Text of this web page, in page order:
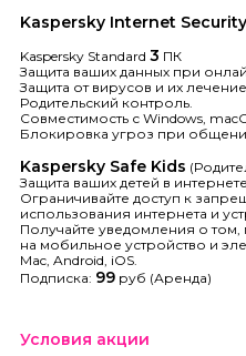
Kaspersky Internet Security
Kaspersky Standard 3 ПК
Защита ваших данных при
Защита от вирусов и их лечение.
Родительский контроль.
Совместимость с Windows,
Блокировка угроз при
Kaspersky Safe Kids
Защита ваших детей в интернете.
Ограничивайте доступ к
использования интернета и
Получайте уведомления о том,
на мобильное устройство и
Mac, Android, iOS.
Подписка: 99 руб (Аренда)
Условия акции